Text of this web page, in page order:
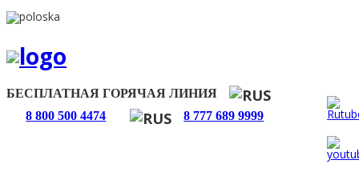
БЕСПЛАТНАЯ ГОРЯЧАЯ ЛИНИЯ
8 800 500 4474
8 777 689 9999